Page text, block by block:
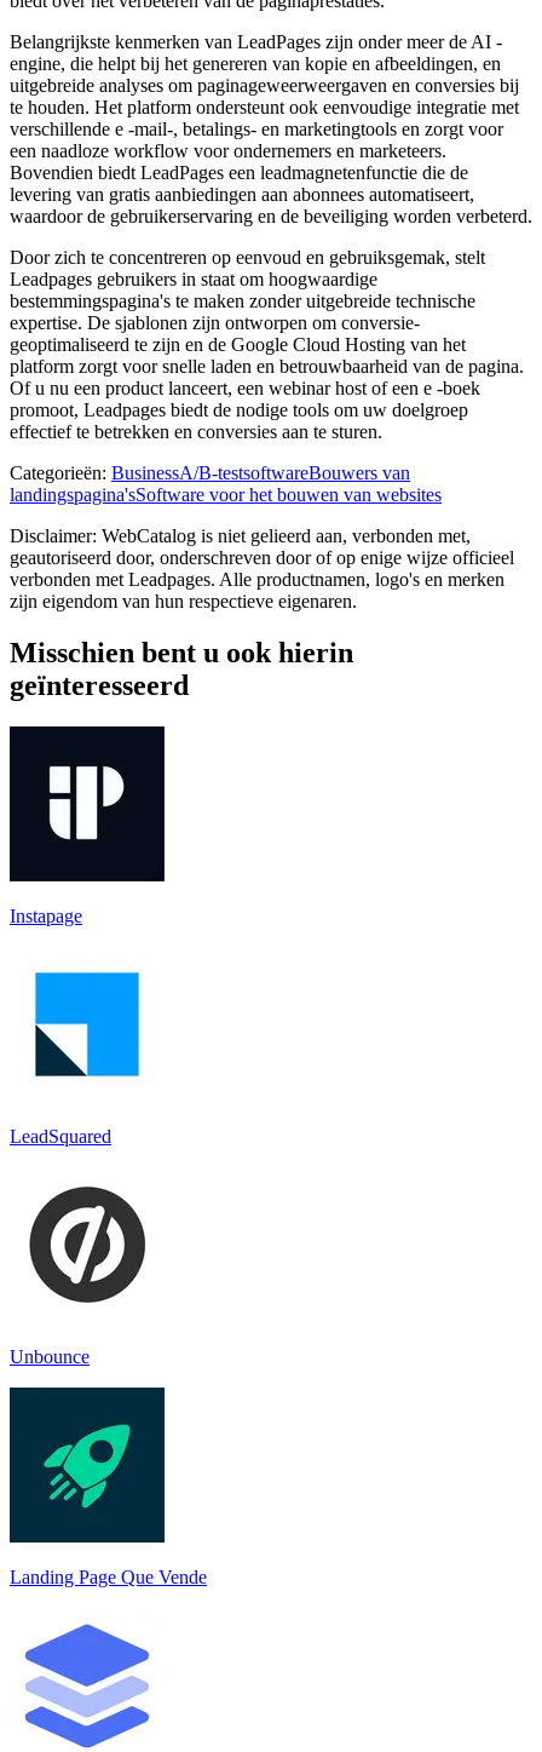
Belangrijkste kenmerken van LeadPages zijn onder meer de AI -
engine, die helpt bij het genereren van kopie en afbeeldingen, en
uitgebreide analyses om paginageweerweergaven en conversies bij
te houden. Het platform ondersteunt ook eenvoudige integratie met
verschillende e -mail-, betalings- en marketingtools en zorgt voor
een naadloze workflow voor ondernemers en marketeers.
Bovendien biedt LeadPages een leadmagnetenfunctie die de
levering van gratis aanbiedingen aan abonnees automatiseert,
waardoor de gebruikerservaring en de beveiliging worden verbeterd.
Door zich te concentreren op eenvoud en gebruiksgemak, stelt
Leadpages gebruikers in staat om hoogwaardige
bestemmingspagina's te maken zonder uitgebreide technische
expertise. De sjablonen zijn ontworpen om conversie-
geoptimaliseerd te zijn en de Google Cloud Hosting van het
platform zorgt voor snelle laden en betrouwbaarheid van de pagina.
Of u nu een product lanceert, een webinar host of een e -boek
promoot, Leadpages biedt de nodige tools om uw doelgroep
effectief te betrekken en conversies aan te sturen.
Categorieën: BusinessA/B-testsoftwareBouwers van
landingspagina'sSoftware voor het bouwen van websites
Disclaimer: WebCatalog is niet gelieerd aan, verbonden met,
geautoriseerd door, onderschreven door of op enige wijze officieel
verbonden met Leadpages. Alle productnamen, logo's en merken
zijn eigendom van hun respectieve eigenaren.
Misschien bent u ook hierin
geïnteresseerd
Instapage
LeadSquared
Unbounce
Landing Page Que Vende